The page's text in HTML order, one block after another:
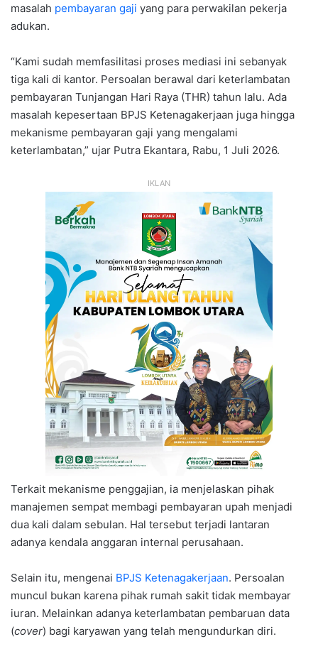
masalah pembayaran gaji yang para perwakilan pekerja
adukan.
“Kami sudah memfasilitasi proses mediasi ini sebanyak
tiga kali di kantor. Persoalan berawal dari keterlambatan
pembayaran Tunjangan Hari Raya (THR) tahun lalu. Ada
masalah kepesertaan BPJS Ketenagakerjaan juga hingga
mekanisme pembayaran gaji yang mengalami
keterlambatan,” ujar Putra Ekantara, Rabu, 1 Juli 2026.
IKLAN
Terkait mekanisme penggajian, ia menjelaskan pihak
manajemen sempat membagi pembayaran upah menjadi
dua kali dalam sebulan. Hal tersebut terjadi lantaran
adanya kendala anggaran internal perusahaan.
Selain itu, mengenai BPJS Ketenagakerjaan. Persoalan
muncul bukan karena pihak rumah sakit tidak membayar
iuran. Melainkan adanya keterlambatan pembaruan data
(cover) bagi karyawan yang telah mengundurkan diri.